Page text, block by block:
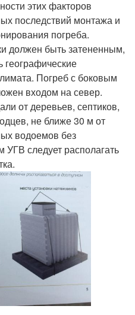
этих факторов
последствий монтажа и
погреба.
должен быть затененным,
географические
Погреб с боковым
входом на север.
от деревьев, септиков,
не ближе 30 м от
водоемов без
следует располагать